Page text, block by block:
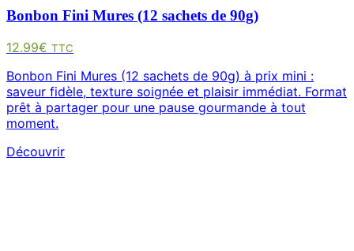
Bonbon Fini Mures (12 sachets de 90g)
12.99€ TTC
Bonbon Fini Mures (12 sachets de 90g) à prix mini :
saveur fidèle, texture soignée et plaisir immédiat. Format
prêt à partager pour une pause gourmande à tout
moment.
Découvrir